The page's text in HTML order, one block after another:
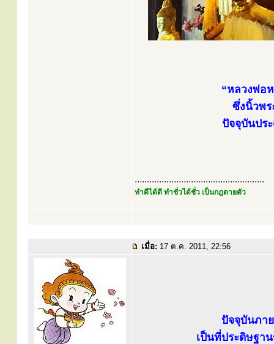
“หลวงพ่อ
ซึ่งนิ้วพร
ปัจจุบันปร
.....................................................
ทำดีได้ดี ทำชั่วได้ชั่ว เป็นกฎตายตัว
เมื่อ: 17 ต.ค. 2011, 22:56
ปัจจุบันภา
เป็นที่ประดิษฐา